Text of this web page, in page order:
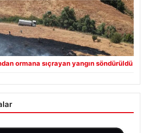
ormana sıçrayan yangın söndürüldü